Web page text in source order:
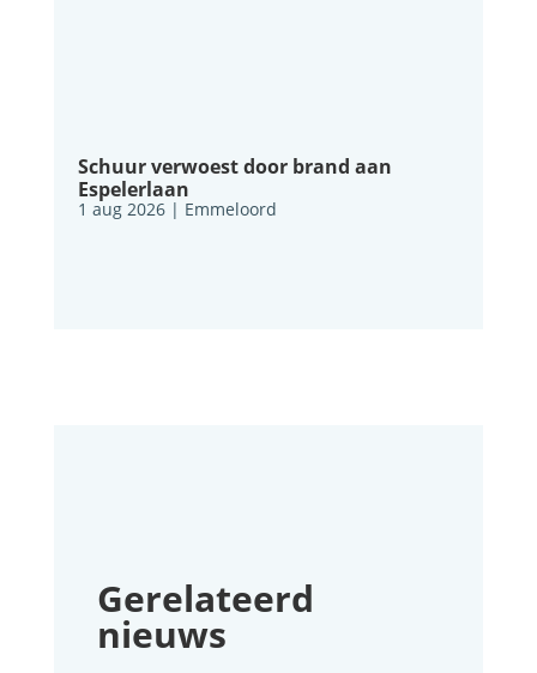
Schuur verwoest door brand aan
Espelerlaan
1 aug 2026| Emmeloord
Gerelateerd
nieuws